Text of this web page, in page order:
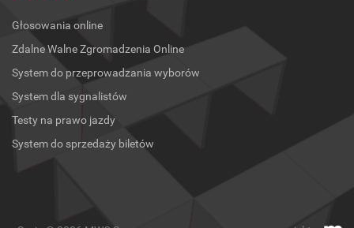
Głosowania online
Zdalne Walne Zgromadzenia Online
System do przeprowadzania wyborów
System dla sygnalistów
Testy na prawo jazdy
System do sprzedaży biletów